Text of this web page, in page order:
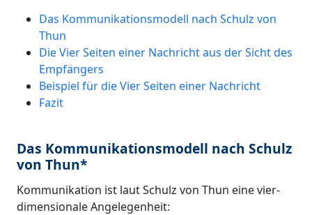
Das Kommunikationsmodell nach Schulz von
Thun
Die Vier Seiten einer Nachricht aus der Sicht des
Empfängers
Beispiel für die Vier Seiten einer Nachricht
Fazit
Das Kommunikationsmodell nach Schulz
von Thun*
Kommunikation ist laut Schulz von Thun eine vier-
dimensionale Angelegenheit: